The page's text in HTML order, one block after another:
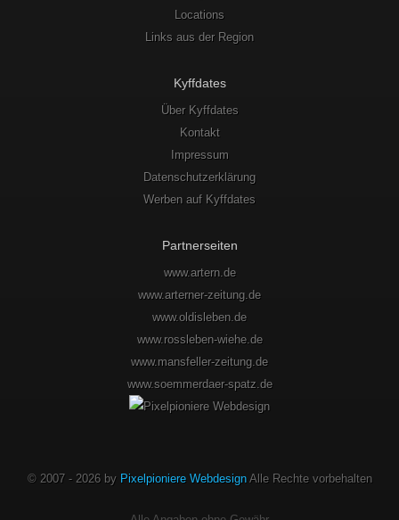
Locations
Links aus der Region
Kyffdates
Über Kyffdates
Kontakt
Impressum
Datenschutzerklärung
Werben auf Kyffdates
Partnerseiten
www.artern.de
www.arterner-zeitung.de
www.oldisleben.de
www.rossleben-wiehe.de
www.mansfeller-zeitung.de
www.soemmerdaer-spatz.de
© 2007 - 2026 by Pixelpioniere WebdesignAlle Rechte vorbehalten